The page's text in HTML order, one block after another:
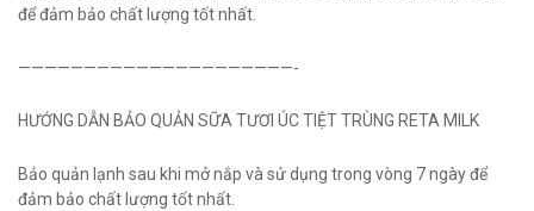
để đảm bảo chất lượng tốt nhất.
—————————————————————-
HƯỚNG DẪN BẢO QUẢN SỮA TƯƠI ÚC TIỆT TRÙNG RETA MILK
Bảo quản lạnh sau khi mở nắp và sử dụng trong vòng 7 ngày để
đảm bảo chất lượng tốt nhất.